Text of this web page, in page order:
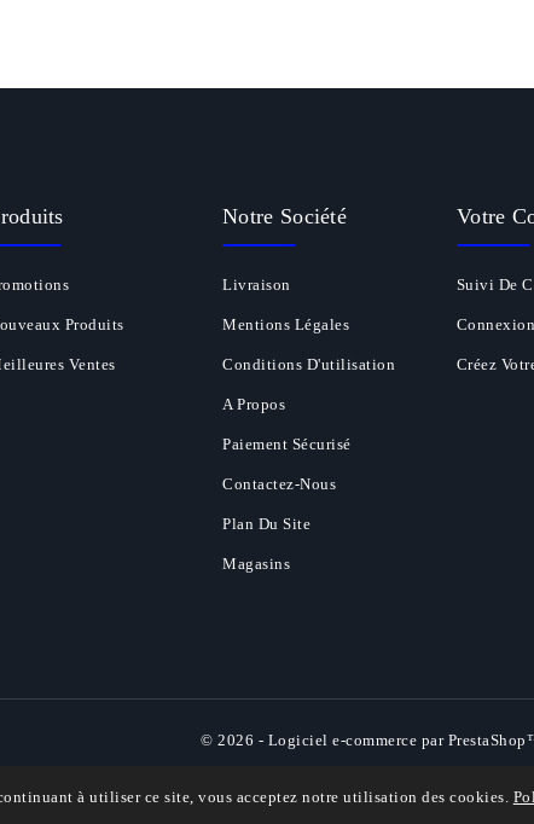
Produits
Ventes
Notre Société
Livraison
Mentions Légales
Conditions D'utilisation
A Propos
Paiement Sécurisé
Contactez-Nous
Plan Du Site
Magasins
Votre
Suivi De
Connexion
Créez
à utiliser ce site, vous acceptez notre utilisation des cookies.
© 2026 - Logiciel e-commerce par